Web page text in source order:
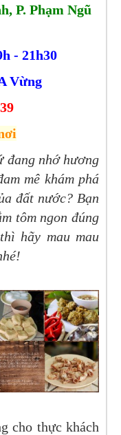
P. Phạm Ngũ
- 21h30
Vừng
đang nhớ hương
mê khám phá
đất nước? Bạn
tôm ngon đúng
hãy mau mau
cho thực khách